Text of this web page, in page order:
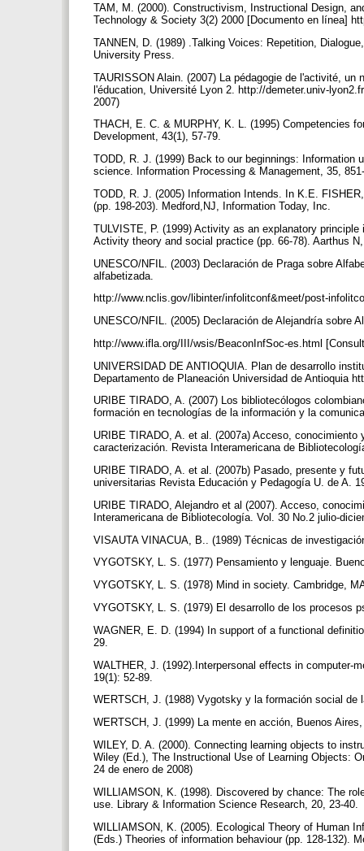
TAM, M. (2000). Constructivism, Instructional Design,
Technology & Society 3(2) 2000 [Documento en línea]
TANNEN, D. (1989) .Talking Voices: Repetition,
University Press.
TAURISSON Alain. (2007) La pédagogie de l'activité,
l'éducation, Université Lyon 2. http://demeter.univ-
2007)
THACH, E. C. & MURPHY, K. L. (1995) Competencies
Development, 43(1), 57-79.
TODD, R. J. (1999) Back to our beginnings: Information
science. Information Processing & Management, 35,
TODD, R. J. (2005) Information Intends. In K.E.
(pp. 198-203). Medford,NJ, Information Today, Inc.
TULVISTE, P. (1999) Activity as an explanatory
Activity theory and social practice (pp. 66-78). Aarthus
UNESCO/NFIL. (2003) Declaración de Praga sobre
alfabetizada.
http://www.nclis.gov/libinter/infolitconf&meet/post-
UNESCO/NFIL. (2005) Declaración de Alejandría sobre
http://www.ifla.org/III/wsis/BeaconInfSoc-es.html
UNIVERSIDAD DE ANTIOQUIA. Plan de desarrollo
Departamento de Planeación Universidad de Antioquia
URIBE TIRADO, A. (2007) Los bibliotecólogos
formación en tecnologías de la información y la
URIBE TIRADO, A. et al. (2007a) Acceso,
caracterización. Revista Interamericana de
URIBE TIRADO, A. et al. (2007b) Pasado, presente y
universitarias Revista Educación y Pedagogía U. de A.
URIBE TIRADO, Alejandro et al (2007). Acceso,
Interamericana de Bibliotecología. Vol. 30 No.2 julio-
VISAUTA VINACUA, B.. (1989) Técnicas de
VYGOTSKY, L. S. (1977) Pensamiento y lenguaje.
VYGOTSKY, L. S. (1978) Mind in society. Cambridge,
VYGOTSKY, L. S. (1979) El desarrollo de los procesos
WAGNER, E. D. (1994) In support of a functional
29.
WALTHER, J. (1992).Interpersonal effects in computer-
19(1): 52-89.
WERTSCH, J. (1988) Vygotsky y la formación social
WERTSCH, J. (1999) La mente en acción, Buenos
WILEY, D. A. (2000). Connecting learning objects to
Wiley (Ed.), The Instructional Use of Learning Objects:
24 de enero de 2008)
WILLIAMSON, K. (1998). Discovered by chance: The
use. Library & Information Science Research, 20, 23-40.
WILLIAMSON, K. (2005). Ecological Theory of Human
(Eds.) Theories of information behaviour (pp. 128-132).